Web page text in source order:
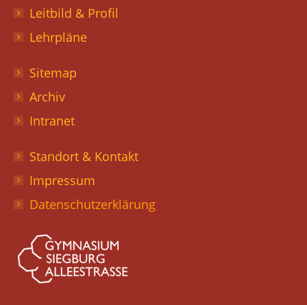
Leitbild & Profil
Lehrpläne
Sitemap
Archiv
Intranet
Standort & Kontakt
Impressum
Datenschutzerklärung